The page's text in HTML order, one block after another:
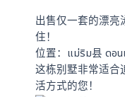
p
p
出售仅一套的漂亮
住！
位置：แม่ริม县 ดอน
这栋别墅非常适合
活方式的您！